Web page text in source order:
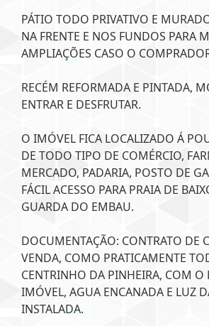
PÁTIO TODO PRIVATIVO E
NA FRENTE E NOS FUNDOS PARA
AMPLIAÇÕES CASO O
RECÉM REFORMADA E PINTADA,
ENTRAR E DESFRUTAR.
O IMÓVEL FICA LOCALIZADO Á
DE TODO TIPO DE COMÉRCIO,
MERCADO, PADARIA, POSTO DE
FÁCIL ACESSO PARA PRAIA DE
GUARDA DO EMBAU.
DOCUMENTAÇÃO: CONTRATO DE
VENDA, COMO PRATICAMENTE
CENTRINHO DA PINHEIRA, COM O
IMÓVEL, AGUA ENCANADA E LUZ
INSTALADA.